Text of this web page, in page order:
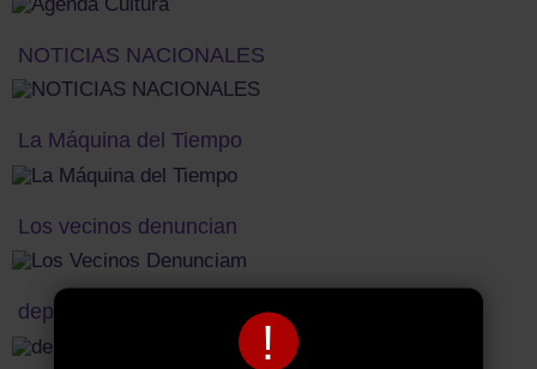
!
NOTICIAS NACIONALES
La Máquina del Tiempo
Los vecinos denuncian
deportes titulo